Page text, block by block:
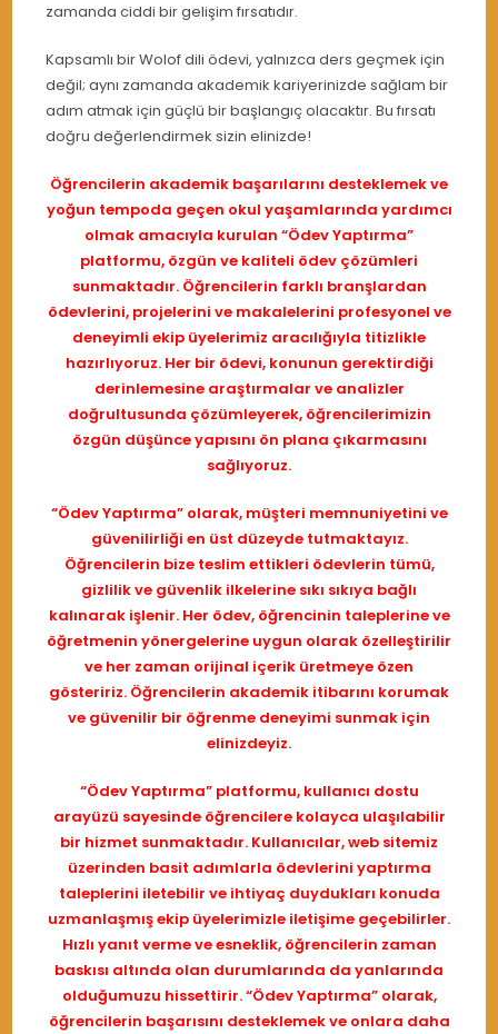
zamanda ciddi bir gelişim fırsatıdır.
Kapsamlı bir Wolof dili ödevi, yalnızca ders geçmek için
değil; aynı zamanda akademik kariyerinizde sağlam bir
adım atmak için güçlü bir başlangıç olacaktır. Bu fırsatı
doğru değerlendirmek sizin elinizde!
Öğrencilerin akademik başarılarını desteklemek ve
yoğun tempoda geçen okul yaşamlarında yardımcı
olmak amacıyla kurulan “Ödev Yaptırma”
platformu, özgün ve kaliteli ödev çözümleri
sunmaktadır. Öğrencilerin farklı branşlardan
ödevlerini, projelerini ve makalelerini profesyonel ve
deneyimli ekip üyelerimiz aracılığıyla titizlikle
hazırlıyoruz. Her bir ödevi, konunun gerektirdiği
derinlemesine araştırmalar ve analizler
doğrultusunda çözümleyerek, öğrencilerimizin
özgün düşünce yapısını ön plana çıkarmasını
sağlıyoruz.
“Ödev Yaptırma” olarak, müşteri memnuniyetini ve
güvenilirliği en üst düzeyde tutmaktayız.
Öğrencilerin bize teslim ettikleri ödevlerin tümü,
gizlilik ve güvenlik ilkelerine sıkı sıkıya bağlı
kalınarak işlenir. Her ödev, öğrencinin taleplerine ve
öğretmenin yönergelerine uygun olarak özelleştirilir
ve her zaman orijinal içerik üretmeye özen
gösteririz. Öğrencilerin akademik itibarını korumak
ve güvenilir bir öğrenme deneyimi sunmak için
elinizdeyiz.
“Ödev Yaptırma” platformu, kullanıcı dostu
arayüzü sayesinde öğrencilere kolayca ulaşılabilir
bir hizmet sunmaktadır. Kullanıcılar, web sitemiz
üzerinden basit adımlarla ödevlerini yaptırma
taleplerini iletebilir ve ihtiyaç duydukları konuda
uzmanlaşmış ekip üyelerimizle iletişime geçebilirler.
Hızlı yanıt verme ve esneklik, öğrencilerin zaman
baskısı altında olan durumlarında da yanlarında
olduğumuzu hissettirir. “Ödev Yaptırma” olarak,
öğrencilerin başarısını desteklemek ve onlara daha